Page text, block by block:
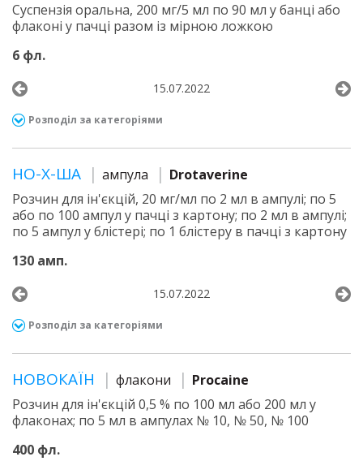
Суспензія оральна, 200 мг/5 мл по 90 мл у банці або
флаконі у пачці разом із мірною ложкою
6 фл.
15.07.2022
Розподіл за категоріями
НО-Х-ША ампула
Drotaverine
Розчин для ін'єкцій, 20 мг/мл по 2 мл в ампулі; по 5
або по 100 ампул у пачці з картону; по 2 мл в ампулі;
по 5 ампул у блістері; по 1 блістеру в пачці з картону
130 амп.
15.07.2022
Розподіл за категоріями
НОВОКАЇН флакони
Procaine
Розчин для ін'єкцій 0,5 % по 100 мл або 200 мл у
флаконах; по 5 мл в ампулах № 10, № 50, № 100
400 фл.